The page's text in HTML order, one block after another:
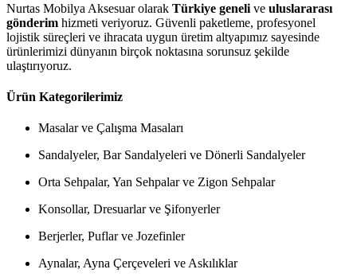
Nurtas Mobilya Aksesuar olarak Türkiye geneli ve uluslararası
gönderim hizmeti veriyoruz. Güvenli paketleme, profesyonel
lojistik süreçleri ve ihracata uygun üretim altyapımız sayesinde
ürünlerimizi dünyanın birçok noktasına sorunsuz şekilde
ulaştırıyoruz.
Ürün Kategorilerimiz
Masalar ve Çalışma Masaları
Sandalyeler, Bar Sandalyeleri ve Dönerli Sandalyeler
Orta Sehpalar, Yan Sehpalar ve Zigon Sehpalar
Konsollar, Dresuarlar ve Şifonyerler
Berjerler, Puflar ve Jozefinler
Aynalar, Ayna Çerçeveleri ve Askılıklar